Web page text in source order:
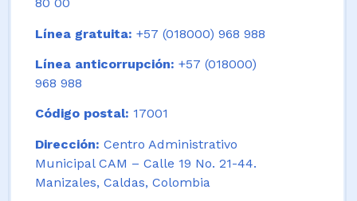
Línea gratuita: +57 (018000) 968 988
Línea anticorrupción: +57 (018000)
968 988
Código postal: 17001
Dirección: Centro Administrativo
Municipal CAM – Calle 19 No. 21-44.
Manizales, Caldas, Colombia